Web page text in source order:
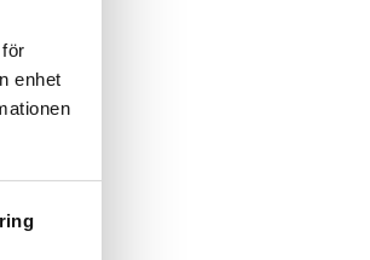
enhet